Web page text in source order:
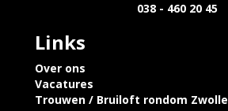
038 - 460 20 45
Links
Over ons
Vacatures
Trouwen / Bruiloft rondom Zwolle